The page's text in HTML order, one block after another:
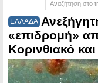
ΕΛΛΑΔΑ
«επιδρομή»
Κορινθιακό